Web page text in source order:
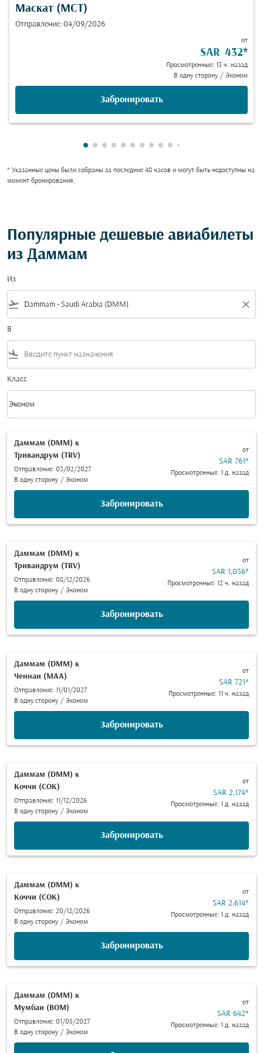
Маскат (MCT)
Отправление: 04/09/2026
от
SAR 432*
Просмотренные: 13 ч. назад
В одну сторону / Эконом
Забронировать
Показаны cmp-pagination-showing-
Показаны cmp-pagination-showing-
Показаны cmp-pagination-
Показаны cmp-pagination-
Показаны cmp-pagination-
Показаны cmp-pagination-
Показаны cmp-
Показаны cmp-
Показаны cmp-
Показаны cmp-
* Указанные цены были собраны за последние 48 часов и могут быть недоступны на
момент бронирования.
Популярные дешевые авиабилеты
из Даммам
Из
flight_takeoff close
В
flight_land
Класс
Класс option Эконом Selected
Эконом
keyboard_arrow_down
Даммам (DMM) к
Тривандрум (TRV)
Отправление: 03/02/2027
В одну сторону / Эконом
от
SAR 761*
Просмотренные: 1 д. назад
Забронировать
Даммам (DMM) к
Тривандрум (TRV)
Отправление: 08/12/2026
В одну сторону / Эконом
от
SAR 1,036*
Просмотренные: 12 ч. назад
Забронировать
Даммам (DMM) к
Ченнаи (MAA)
Отправление: 11/01/2027
В одну сторону / Эконом
от
SAR 721*
Просмотренные: 11 ч. назад
Забронировать
Даммам (DMM) к
Коччи (COK)
Отправление: 11/12/2026
В одну сторону / Эконом
от
SAR 2,174*
Просмотренные: 1 д. назад
Забронировать
Даммам (DMM) к
Коччи (COK)
Отправление: 20/12/2026
В одну сторону / Эконом
от
SAR 2,614*
Просмотренные: 1 д. назад
Забронировать
Даммам (DMM) к
Мумбаи (BOM)
Отправление: 01/05/2027
В одну сторону / Эконом
от
SAR 642*
Просмотренные: 1 д. назад